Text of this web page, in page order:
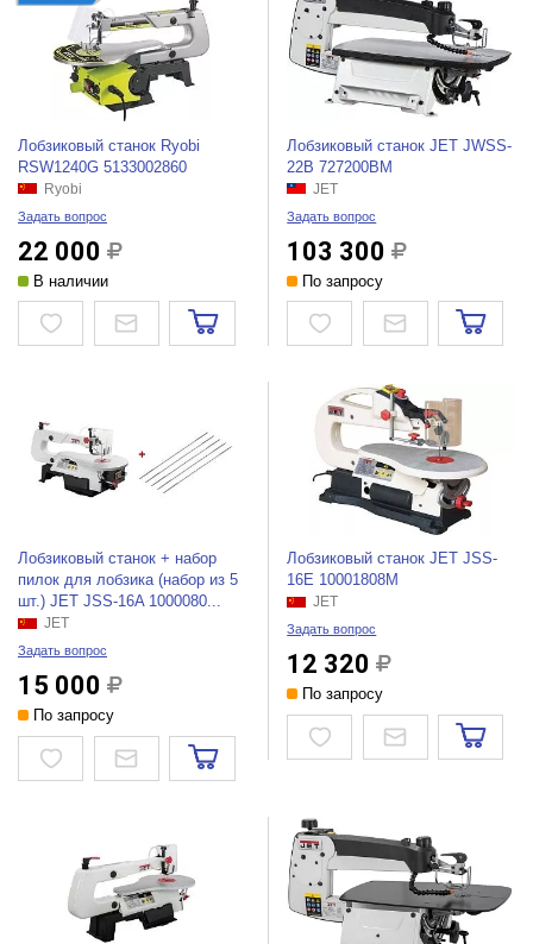
Лобзиковый станок Ryobi
RSW1240G 5133002860
Ryobi
Задать вопрос
22 000
В наличии
Лобзиковый станок JET JWSS-
22B 727200BM
JET
Задать вопрос
103 300
По запросу
Лобзиковый станок + набор
пилок для лобзика (набор из 5
шт.) JET JSS-16A 1000080...
JET
Задать вопрос
15 000
По запросу
Лобзиковый станок JET JSS-
16E 10001808M
JET
Задать вопрос
12 320
По запросу